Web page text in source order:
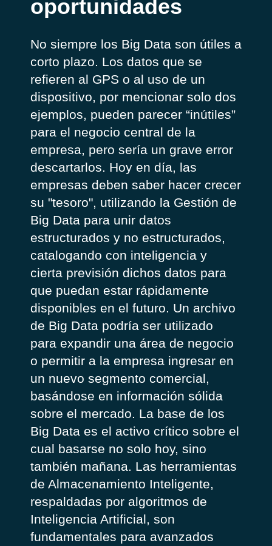
oportunidades
No siempre los Big Data son útiles a
corto plazo. Los datos que se
refieren al GPS o al uso de un
dispositivo, por mencionar solo dos
ejemplos, pueden parecer “inútiles”
para el negocio central de la
empresa, pero sería un grave error
descartarlos. Hoy en día, las
empresas deben saber hacer crecer
su "tesoro", utilizando la Gestión de
Big Data para unir datos
estructurados y no estructurados,
catalogando con inteligencia y
cierta previsión dichos datos para
que puedan estar rápidamente
disponibles en el futuro. Un archivo
de Big Data podría ser utilizado
para expandir una área de negocio
o permitir a la empresa ingresar en
un nuevo segmento comercial,
basándose en información sólida
sobre el mercado. La base de los
Big Data es el activo crítico sobre el
cual basarse no solo hoy, sino
también mañana. Las herramientas
de Almacenamiento Inteligente,
respaldadas por algoritmos de
Inteligencia Artificial, son
fundamentales para avanzados